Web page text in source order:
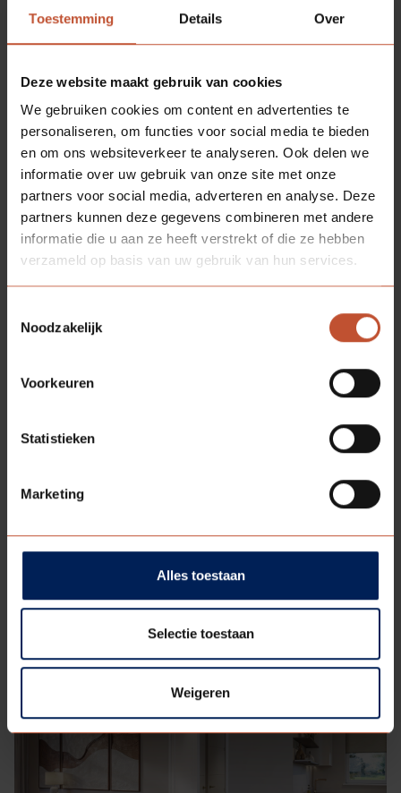
Toestemming Details Over
Deze website maakt gebruik van cookies
We gebruiken cookies om content en advertenties te
personaliseren, om functies voor social media te bieden
en om ons websiteverkeer te analyseren. Ook delen we
informatie over uw gebruik van onze site met onze
partners voor social media, adverteren en analyse. Deze
partners kunnen deze gegevens combineren met andere
informatie die u aan ze heeft verstrekt of die ze hebben
verzameld op basis van uw gebruik van hun services.
Noodzakelijk
Voorkeuren
Statistieken
Marketing
Alles toestaan
Selectie toestaan
Weigeren
Een woning er beter uit laten zien, zonder dat het een
kapitaal kost? Met Verdi wordt een plafondhoge
binnendeur geen kostbaar maatwerk meer, maar een
betaalbare totaaloplossing voor de handel. De
combinatie van een afgelakte plafondhoge binnendeur
met een zorgvuldig afgesteld houten of stalen kozijn
en bijpassend garnituur voegt waarde toe aan elk
project. Een groot resultaat voor een betaalbare prijs!
Per 1 oktober zijn onze Verdi-producten verkrijgbaar
bij: Brentjens, Goedkoop en Jongeneel.
Op onze pagina
kunt u per vestiging de
Terug naar
MEER RELEVANTE ARTIKELEN